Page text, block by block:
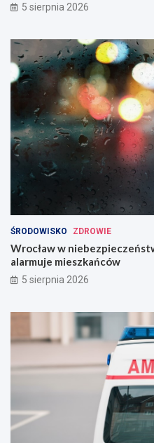
5 sierpnia 2026
ŚRODOWISKO ZDROWIE
Wrocław w
alarmuje mieszkańców
5 sierpnia 2026